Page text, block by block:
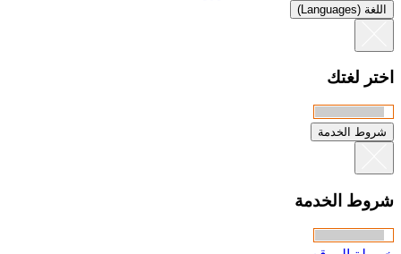
اللغة (Languages)
اختر لغتك
شروط الخدمة
شروط الخدمة